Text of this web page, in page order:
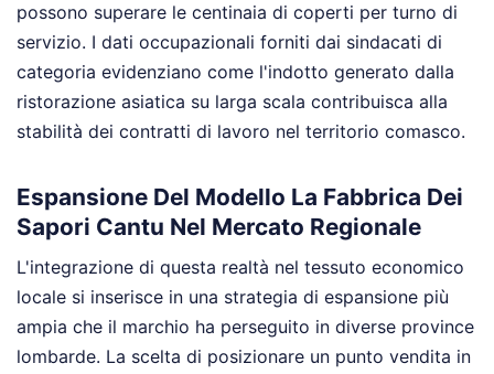
possono superare le centinaia di coperti per turno di
servizio. I dati occupazionali forniti dai sindacati di
categoria evidenziano come l'indotto generato dalla
ristorazione asiatica su larga scala contribuisca alla
stabilità dei contratti di lavoro nel territorio comasco.
Espansione Del Modello La Fabbrica Dei
Sapori Cantu Nel Mercato Regionale
L'integrazione di questa realtà nel tessuto economico
locale si inserisce in una strategia di espansione più
ampia che il marchio ha perseguito in diverse province
lombarde. La scelta di posizionare un punto vendita in